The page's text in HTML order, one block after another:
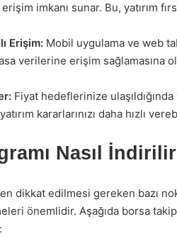
imkanı sunar. Bu, yatırım
Erişim: Mobil uygulama ve web
verilerine erişim sağlamasına
Fiyat hedeflerinize
kararlarınızı daha hızlı
Nasıl
dikkat edilmesi gereken bazı
önemlidir. Aşağıda borsa